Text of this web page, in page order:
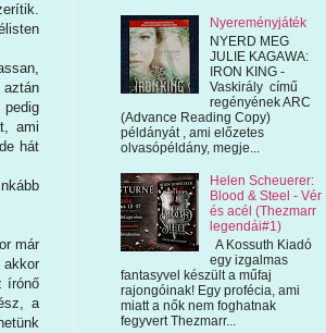
aztán
ami
hát
már
akkor
írónő
a
Nyereményjáték
NYERD MEG
JULIE KAGAWA:
IRON KING -
Vaskirály című
regényének ARC
(Advance Reading Copy)
példányát , ami előzetes
olvasópéldány, megje...
Helen Scheuerer:
Blood & Steel - Vér
és acél (Thezmarr
legendái#1)
A Kossuth Kiadó
egy izgalmas
fantasyvel készült a műfaj
rajongóinak! Egy profécia, ami
miatt a nők nem foghatnak
fegyvert Thezmarr...